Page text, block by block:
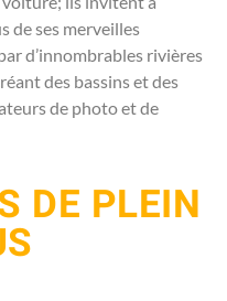
de ses merveilles
d’innombrables rivières
des bassins et des
de photo et de
DE PLEIN